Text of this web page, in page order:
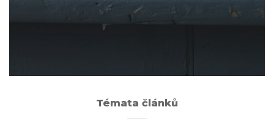
Archivy
Témata článků